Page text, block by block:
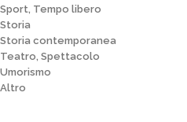
Sport, Tempo libero
Storia
Storia contemporanea
Teatro, Spettacolo
Umorismo
Altro